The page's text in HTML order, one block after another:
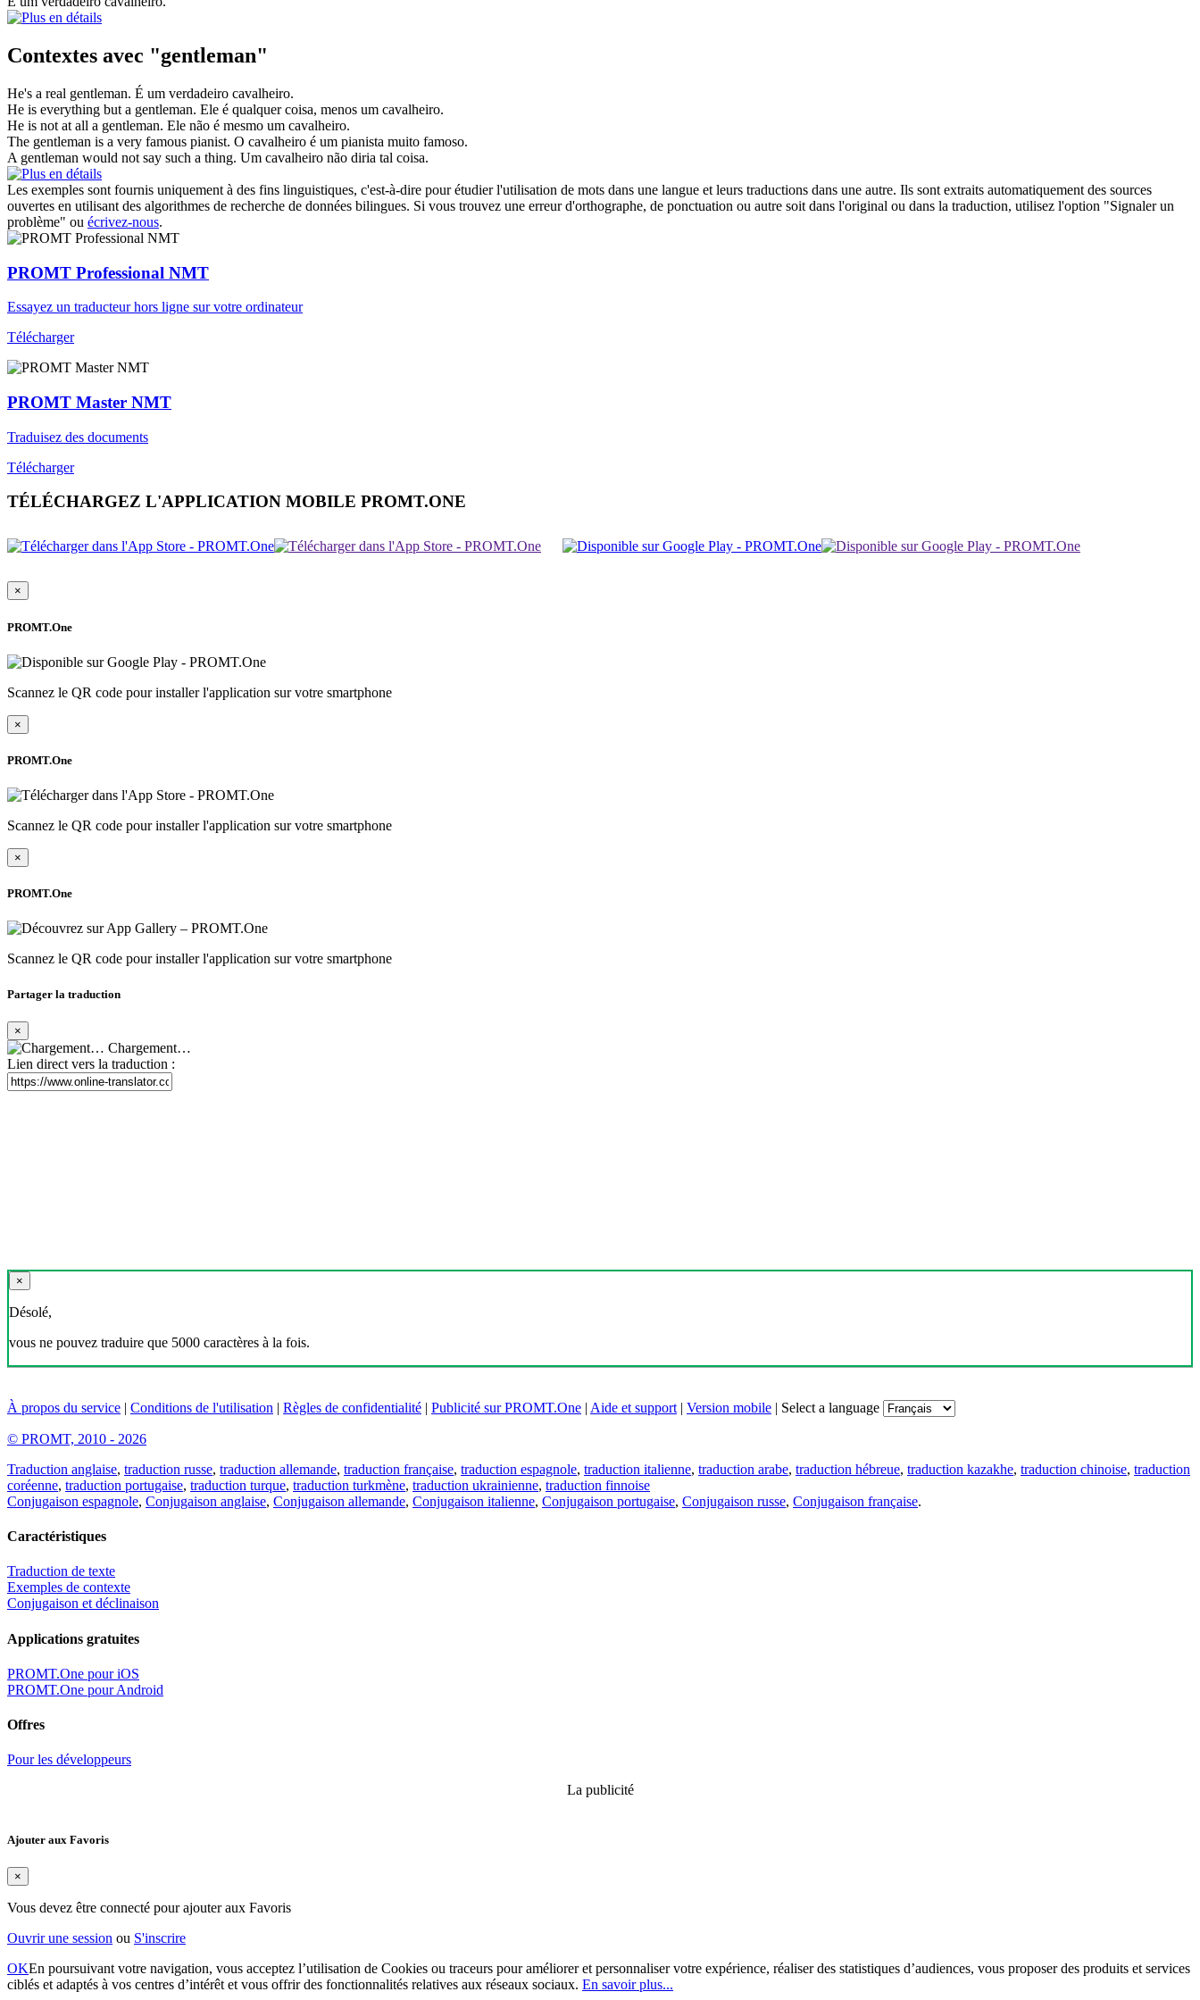
Contextes avec "gentleman"
He's a real gentleman. É um verdadeiro cavalheiro.
He is everything but a gentleman. Ele é qualquer coisa, menos um cavalheiro.
He is not at all a gentleman. Ele não é mesmo um cavalheiro.
The gentleman is a very famous pianist. O cavalheiro é um pianista muito famoso.
A gentleman would not say such a thing. Um cavalheiro não diria tal coisa.
Les exemples sont fournis uniquement à des fins linguistiques, c'est-à-dire pour étudier l'utilisation de mots dans une langue et leurs traductions dans une autre. Ils sont extraits automatiquement des sources
ouvertes en utilisant des algorithmes de recherche de données bilingues. Si vous trouvez une erreur d'orthographe, de ponctuation ou autre soit dans l'original ou dans la traduction, utilisez l'option "Signaler un
problème" ou écrivez-nous.
PROMT Professional NMT
Essayez un traducteur hors ligne sur votre ordinateur
Télécharger
PROMT Master NMT
Traduisez des documents
Télécharger
TÉLÉCHARGEZ L'APPLICATION MOBILE PROMT.ONE
×
PROMT.One
Scannez le QR code pour installer l'application sur votre smartphone
×
PROMT.One
Scannez le QR code pour installer l'application sur votre smartphone
×
PROMT.One
Scannez le QR code pour installer l'application sur votre smartphone
Partager la traduction
×
Chargement…
Lien direct vers la traduction :
×
Désolé,
vous ne pouvez traduire que 5000 caractères à la fois.
À propos du service | Conditions de l'utilisation | Règles de confidentialité | Publicité sur PROMT.One | Aide et support | Version mobile | Select a language
© PROMT, 2010 - 2026
Traduction anglaise, traduction russe, traduction allemande, traduction française, traduction espagnole, traduction italienne, traduction arabe, traduction hébreue, traduction kazakhe, traduction chinoise, traduction
coréenne, traduction portugaise, traduction turque, traduction turkmène, traduction ukrainienne, traduction finnoise
Conjugaison espagnole, Conjugaison anglaise, Conjugaison allemande, Conjugaison italienne, Conjugaison portugaise, Conjugaison russe, Conjugaison française.
Caractéristiques
Traduction de texte
Exemples de contexte
Conjugaison et déclinaison
Applications gratuites
PROMT.One pour iOS
PROMT.One pour Android
Offres
Pour les développeurs
La publicité
Ajouter aux Favoris
×
Vous devez être connecté pour ajouter aux Favoris
Ouvrir une session ou S'inscrire
OKEn poursuivant votre navigation, vous acceptez l’utilisation de Cookies ou traceurs pour améliorer et personnaliser votre expérience, réaliser des statistiques d’audiences, vous proposer des produits et services
ciblés et adaptés à vos centres d’intérêt et vous offrir des fonctionnalités relatives aux réseaux sociaux. En savoir plus...